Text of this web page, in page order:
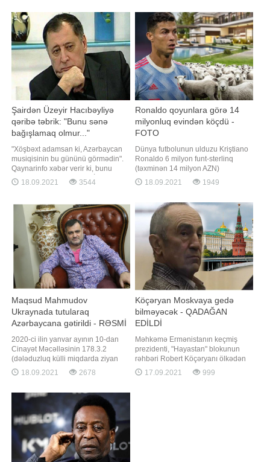
Videodan görünür ki, o,
aeroportdan Daxili İşlər Nazirliyi
əməkdaşları tərəfindən maşına
yerləşdirilərək aidiyyət
Azərbaycan və Liviyada hərbi təlim,
yardım və məsləhətçilik fəaliyyətlər
Şairdən Üzeyir Hacıbəyliyə
qəribə təbrik: "Bunu sənə
bağışlamaq olmur..."
"Xöşbəxt adamsan ki, Azərbaycan
musiqisinin bu gününü görmədin".
Qaynarinfo xəbər verir ki, bunu
nəğməkar şair, Əməkdar İncəsənət
Xadimi Baba Vəziroğlu dahi
günü ilə əlaqədar təbrikdə yazıb.
Şair bildirib ki, Üzeyir bəyin vaxtsız
ölümü ilə Azərbaycan musiqis
18.09.2021 3544
Ronaldo qoyunlara görə 14
milyonluq evindən köçdü -
FOTO
Dünya futbolunun ulduzu Kriştiano
Ronaldo 6 milyon funt-sterlinq
(təxminən 14 milyon AZN)
dəyərindəki malikanəsindən
köçmək məcburiyyətində qalıb.
futbolçunun həyat yoldaşı Corcino
Rodriqez və 4 övladı ilə birlikdə
yaşadığı villanın ətrafında qoyun
sürüsünün olmasıdır. Ronald
18.09.2021 1949
Maqsud Mahmudov
Ukraynada tutularaq
Azərbaycana gətirildi - RƏSMİ
2020-ci ilin yanvar ayının 10-dan
Cinayət Məcəlləsinin 178.3.2
(dələduzluq külli miqdarda ziyan
vurmaqla törədildikdə) maddəsi ilə
Daxili İşlər Nazirliyi tərəfindən
Mahmudov Maqsud Soltan oğlu bu
il iyul ayında Ukrayna Respublikası
ərazisində tutulub. Bu barədə Baş
Prokurorlu
18.09.2021 2678
Köçəryan Moskvaya gedə
bilməyəcək - QADAĞAN
EDİLDİ
Məhkəmə Ermənistanın keçmiş
prezidenti, "Hayastan" blokunun
rəhbəri Robert Köçəryanı ölkədən
çıxmasını qadağan edib. APA-nın
məlumatına görə, bu barədə
17.09.2021 999